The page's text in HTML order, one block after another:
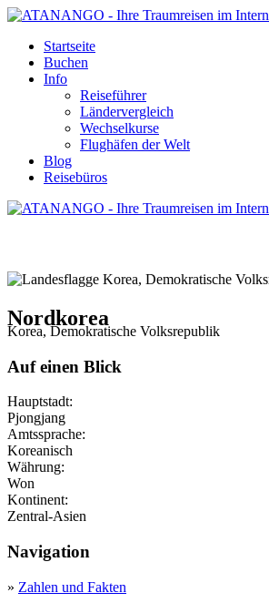
Startseite
Buchen
Info
Reiseführer
Ländervergleich
Wechselkurse
Flughäfen der Welt
Blog
Reisebüros
Nordkorea
Korea, Demokratische Volksrepublik
Auf einen Blick
Hauptstadt:
Pjongjang
Amtssprache:
Koreanisch
Währung:
Won
Kontinent:
Zentral-Asien
Navigation
» Zahlen und Fakten